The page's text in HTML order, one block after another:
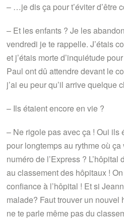
– …je dis ça pour t’éviter d’être
– Et les enfants ? Je les
vendredi je te rappelle. J’étais
et j’étais morte d’inquiétude
Paul ont dû attendre devant le
j’ai eu peur qu’il arrive quelque
– Ils étaient encore en vie ?
– Ne rigole pas avec ça ! Oui ils
pour longtemps au rythme où
numéro de l’Express ?
au classement des hôpitaux !
confiance à l’hôpital ! Et si
malade? Faut trouver un nouvel
ne te parle même pas du